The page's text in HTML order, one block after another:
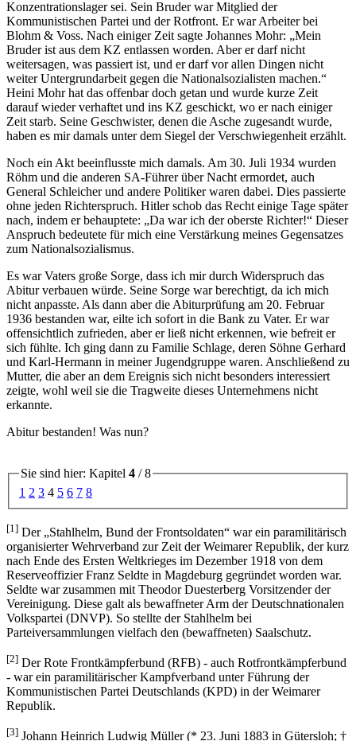
Konzentrationslager sei. Sein Bruder war Mitglied der
Kommunistischen Partei und der Rotfront. Er war Arbeiter bei
Blohm & Voss. Nach einiger Zeit sagte Johannes Mohr:
Mein
Bruder ist aus dem KZ entlassen worden. Aber er darf nicht
weitersagen, was passiert ist, und er darf vor allen Dingen nicht
weiter Untergrundarbeit gegen die Nationalsozialisten machen.
Heini Mohr hat das offenbar doch getan und wurde kurze Zeit
darauf wieder verhaftet und ins KZ geschickt, wo er nach einiger
Zeit starb. Seine Geschwister, denen die Asche zugesandt wurde,
haben es mir damals unter dem Siegel der Verschwiegenheit erzählt.
Noch ein Akt beeinflusste mich damals. Am 30. Juli 1934 wurden
Röhm und die anderen SA-Führer über Nacht ermordet, auch
General Schleicher und andere Politiker waren dabei. Dies passierte
ohne jeden Richterspruch. Hitler schob das Recht einige Tage später
nach, indem er behauptete:
Da war ich der oberste Richter!
Dieser
Anspruch bedeutete für mich eine Verstärkung meines Gegensatzes
zum Nationalsozialismus.
Es war Vaters große Sorge, dass ich mir durch Widerspruch das
Abitur verbauen würde. Seine Sorge war berechtigt, da ich mich
nicht anpasste. Als dann aber die Abiturprüfung am 20. Februar
1936 bestanden war, eilte ich sofort in die Bank zu Vater. Er war
offensichtlich zufrieden, aber er ließ nicht erkennen, wie befreit er
sich fühlte. Ich ging dann zu Familie Schlage, deren Söhne Gerhard
und Karl-Hermann in meiner Jugendgruppe waren. Anschließend zu
Mutter, die aber an dem Ereignis sich nicht besonders interessiert
zeigte, wohl weil sie die Tragweite dieses Unternehmens nicht
erkannte.
Abitur bestanden! Was nun?
Sie sind hier: Kapitel 4 / 8
1 2 3 4 5 6 7 8
[1] Der Stahlhelm, Bund der Frontsoldaten
war ein paramilitärisch
organisierter Wehrverband zur Zeit der Weimarer Republik, der kurz
nach Ende des Ersten Weltkrieges im Dezember 1918 von dem
Reserveoffizier Franz Seldte in Magdeburg gegründet worden war.
Seldte war zusammen mit Theodor Duesterberg Vorsitzender der
Vereinigung. Diese galt als bewaffneter Arm der Deutschnationalen
Volkspartei (DNVP). So stellte der Stahlhelm bei
Parteiversammlungen vielfach den (bewaffneten) Saalschutz.
[2] Der Rote Frontkämpferbund (RFB) - auch Rotfrontkämpferbund
- war ein paramilitärischer Kampfverband unter Führung der
Kommunistischen Partei Deutschlands (KPD) in der Weimarer
Republik.
[3] Johann Heinrich Ludwig Müller (* 23. Juni 1883 in Gütersloh; †